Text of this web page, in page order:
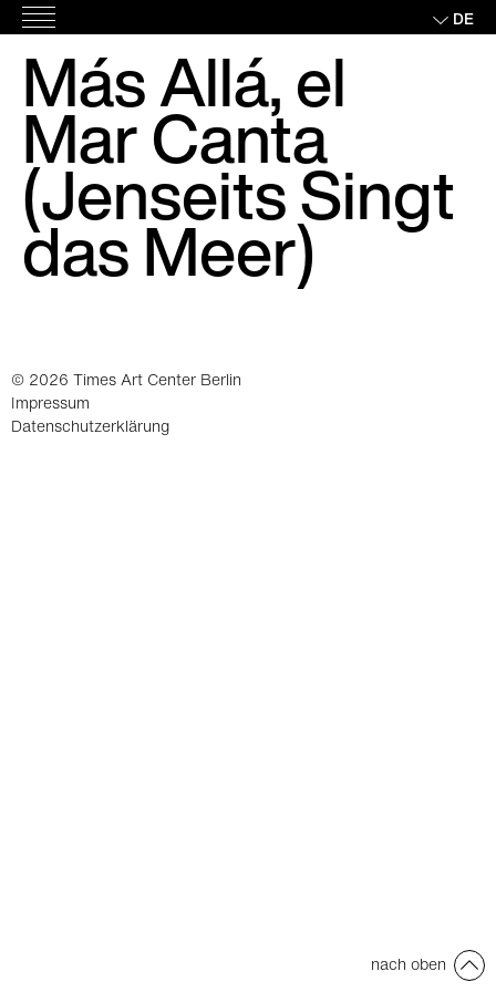
Skip
to
content
DE
Más Allá, el
Mar Canta
(Jenseits Singt
das Meer)
© 2026 Times Art Center Berlin
Impressum
Datenschutzerklärung
nach oben